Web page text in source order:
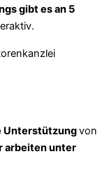
gibt es an 5
Unterstützungvon
arbeiten unter